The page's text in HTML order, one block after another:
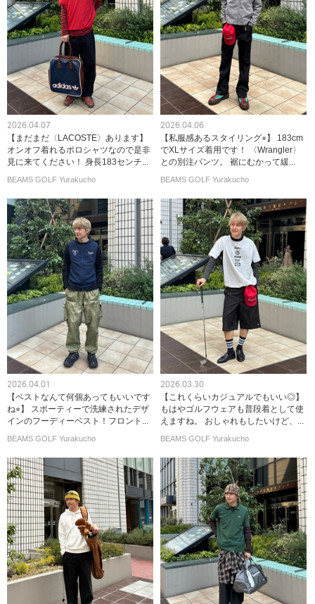
2026.04.07
【まだまだ〈LACOSTE〉あります】
オンオフ着れるポロシャツなので是非
見に来てください！ 身長183センチ...
BEAMS GOLF Yurakucho
2026.04.06
【私服感あるスタイリング⭐︎】 183cm
でXLサイズ着用です！ 〈Wrangler〉
との別注パンツ。 裾にむかって緩...
BEAMS GOLF Yurakucho
2026.04.01
【ベストなんて何個あってもいいです
ね⭐︎】 スポーティーで洗練されたデザ
インのフーディーベスト！フロント...
BEAMS GOLF Yurakucho
2026.03.30
【これくらいカジュアルでもいい◎】
もはやゴルフウェアも普段着として使
えますね。 おしゃれもしたいけど、...
BEAMS GOLF Yurakucho